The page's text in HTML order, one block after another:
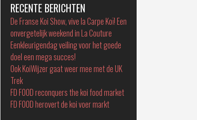
RECENTE BERICHTEN
De Franse Koi Show, vive la Carpe Koï! Een
onvergetelijk weekend in La Couture
Eenkleurigendag veiling voor het goede
doel een mega succes!
Ook KoiWijzer gaat weer mee met de UK
Trek
FD FOOD reconquers the koi food market
FD FOOD herovert de koi voer markt